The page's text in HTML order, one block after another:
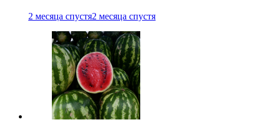
2 месяца спустя2 месяца спустя